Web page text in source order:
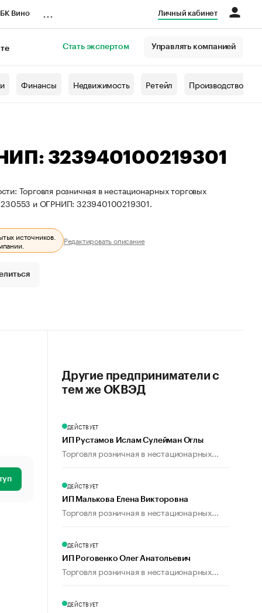
Вино Личный кабинет
Стать экспертом Управлять компанией
Финансы Недвижимость Ретейл Производство
323940100219301
Торговля розничная в нестационарных торговых
и ОГРНИП: 323940100219301.
источников.
Редактировать описание
Другие предприниматели с
тем же ОКВЭД
ДЕЙСТВУЕТ
ИП Рустамов Ислам Сулейман Оглы
Торговля розничная в нестационарных...
ДЕЙСТВУЕТ
ИП Малькова Елена Викторовна
Торговля розничная в нестационарных...
ДЕЙСТВУЕТ
ИП Роговенко Олег Анатольевич
Торговля розничная в нестационарных...
ДЕЙСТВУЕТ